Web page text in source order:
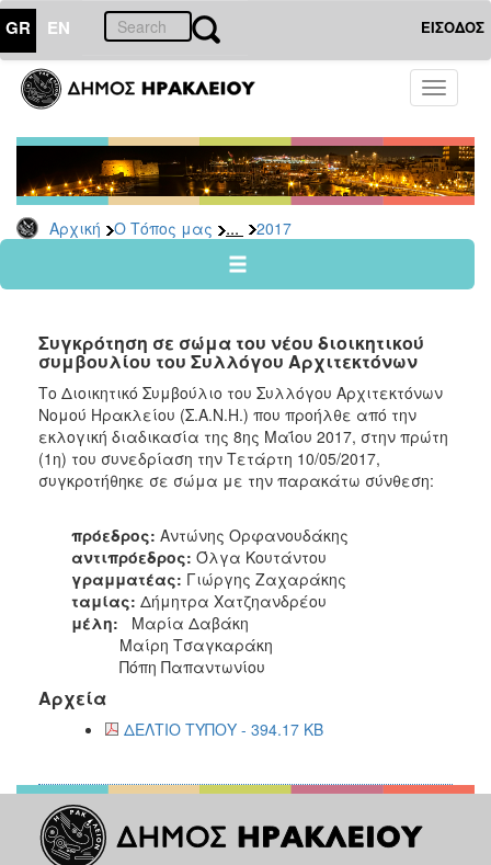
GR EN ΕΙΣΟΔΟΣ
Toggle
Αρχική Ο Τόπος μας ... 2017
ΤΟΠΟΣ
ΜΑΣ
Ανακοινώσεις
Αρχείο
2026
2024
2022
2021
2020
2019
2018
2016
2015
2012
2011
ΠΟΛΙΤΙΣΜΟΣ
Συγκρότηση σε σώμα του νέου διοικητικού
συμβουλίου του Συλλόγου Αρχιτεκτόνων
Το Διοικητικό Συμβούλιο του Συλλόγου Αρχιτεκτόνων
Νομού Ηρακλείου (Σ.Α.Ν.Η.) που προήλθε από την
εκλογική διαδικασία της 8ης Μαΐου 2017, στην πρώτη
(1η) του συνεδρίαση την Τετάρτη 10/05/2017,
συγκροτήθηκε σε σώμα με την παρακάτω σύνθεση:
πρόεδρος: Αντώνης Ορφανουδάκης
αντιπρόεδρος: Όλγα Κουτάντου
γραμματέας: Γιώργης Ζαχαράκης
ταμίας: Δήμητρα Χατζηανδρέου
μέλη:
Μαρία Δαβάκη
Μαίρη Τσαγκαράκη
Πόπη Παπαντωνίου
Αρχεία
ΔΕΛΤΙΟ ΤΥΠΟΥ - 394.17 KB